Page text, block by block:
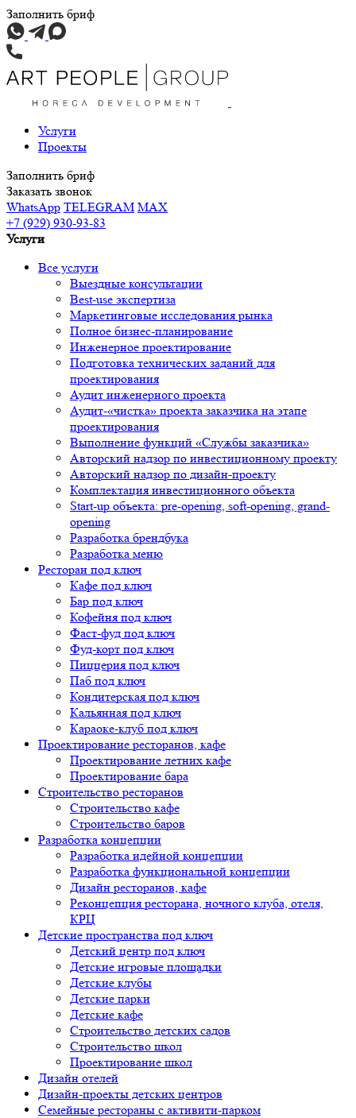
Заполнить бриф
Услуги
Проекты
Заполнить бриф
Заказать звонок
WhatsApp TELEGRAM MAX
+7 (929) 930-93-83
Услуги
Все услуги
Выездные консультации
Best-use экспертиза
Маркетинговые исследования рынка
Полное бизнес-планирование
Инженерное проектирование
Подготовка технических заданий для
проектирования
Аудит инженерного проекта
Аудит-«чистка» проекта заказчика на этапе
проектирования
Выполнение функций «Службы заказчика»
Авторский надзор по инвестиционному проекту
Авторский надзор по дизайн-проекту
Комплектация инвестиционного объекта
Start-up объекта: pre-opening, soft-opening, grand-
opening
Разработка брендбука
Разработка меню
Ресторан под ключ
Кафе под ключ
Бар под ключ
Кофейня под ключ
Фаст-фуд под ключ
Фуд-корт под ключ
Пиццерия под ключ
Паб под ключ
Кондитерская под ключ
Кальянная под ключ
Караоке-клуб под ключ
Проектирование ресторанов, кафе
Проектирование летних кафе
Проектирование бара
Строительство ресторанов
Строительство кафе
Строительство баров
Разработка концепции
Разработка идейной концепции
Разработка функциональной концепции
Дизайн ресторанов, кафе
Реконцепция ресторана, ночного клуба, отеля,
КРЦ
Детские пространства под ключ
Детский центр под ключ
Детские игровые площадки
Детские клубы
Детские парки
Детские кафе
Строительство детских садов
Строительство школ
Проектирование школ
Дизайн отелей
Дизайн-проекты детских центров
Семейные рестораны с активити-парком